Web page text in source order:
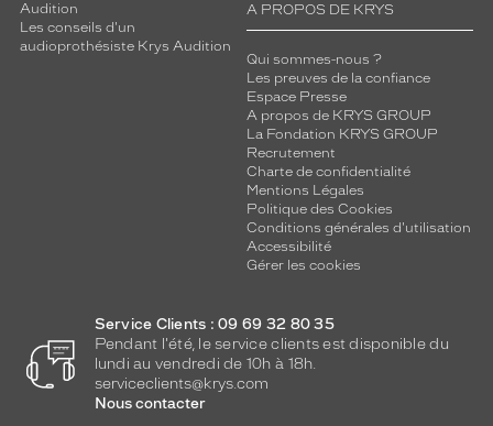
Audition
Les conseils d'un
audioprothésiste Krys Audition
A PROPOS DE KRYS
Qui sommes-nous ?
Les preuves de la confiance
Espace Presse
A propos de KRYS GROUP
La Fondation KRYS GROUP
Recrutement
Charte de confidentialité
Mentions Légales
Politique des Cookies
Conditions générales d'utilisation
Accessibilité
Gérer les cookies
Service Clients : 09 69 32 80 35
Pendant l'été, le service clients est disponible du
lundi au vendredi de 10h à 18h.
serviceclients@krys.com
Nous contacter